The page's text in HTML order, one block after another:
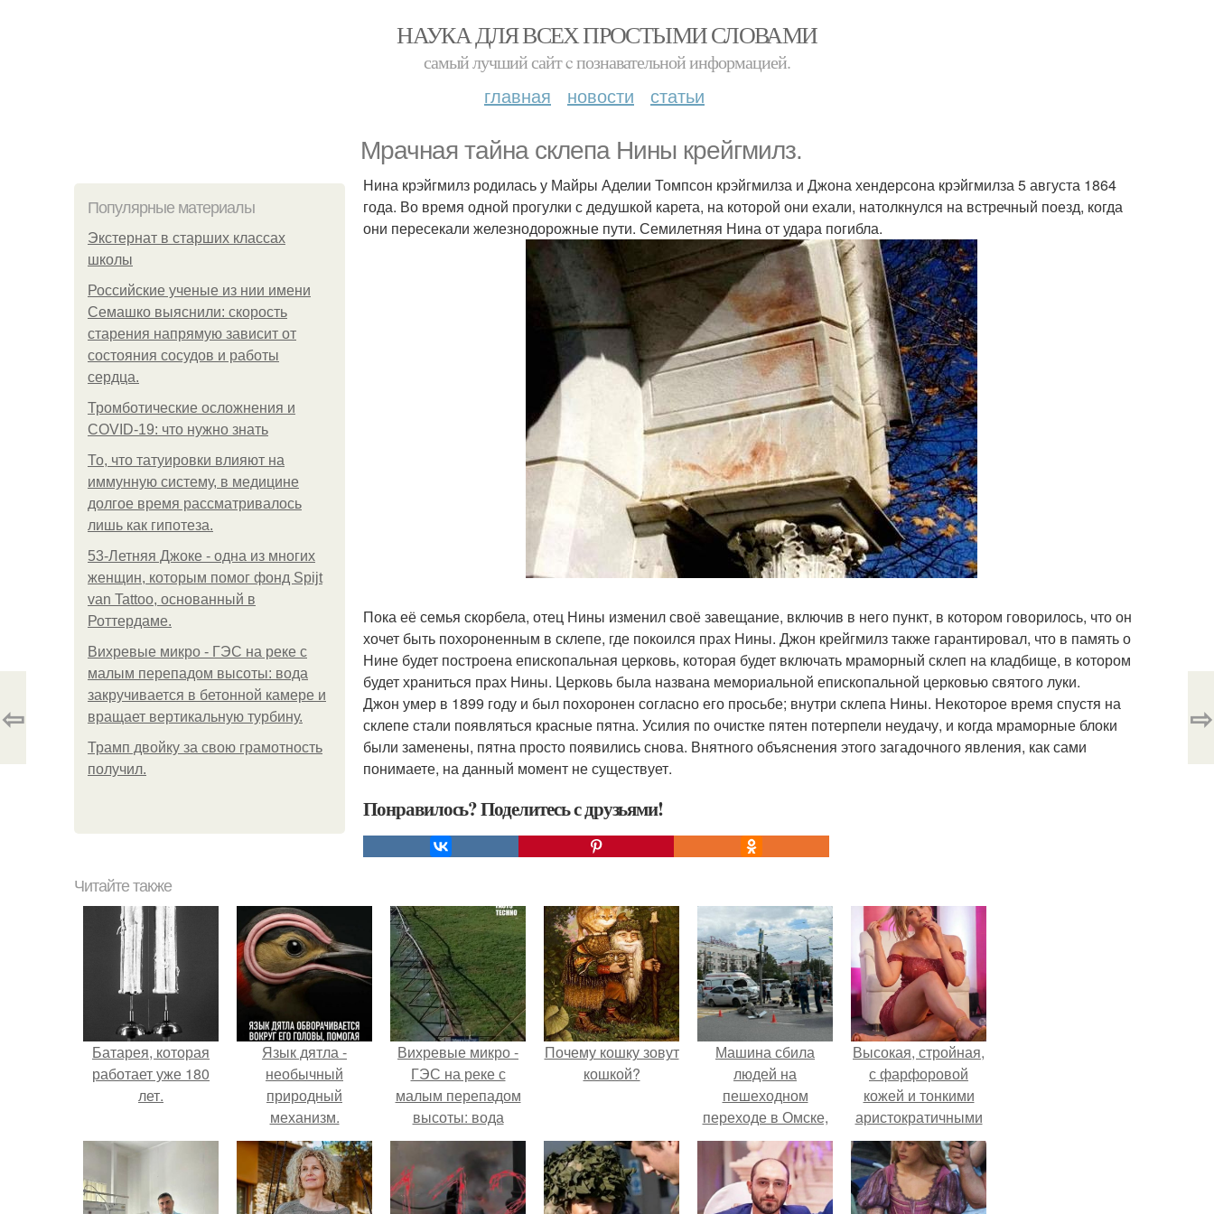
НАУКА ДЛЯ ВСЕХ ПРОСТЫМИ СЛОВАМИ
самый лучший сайт c познавательной информацией.
главная новости статьи
Мрачная тайна склепа Нины крейгмилз.
Популярные материалы
Экстернат в старших классах
школы
Российские ученые из нии имени
Семашко выяснили: скорость
старения напрямую зависит от
состояния сосудов и работы
сердца.
Тромботические осложнения и
COVID-19: что нужно знать
То, что татуировки влияют на
иммунную систему, в медицине
долгое время рассматривалось
лишь как гипотеза.
53-Летняя Джоке - одна из многих
женщин, которым помог фонд Spijt
van Tattoo, основанный в
Роттердаме.
Вихревые микро - ГЭС на реке с
малым перепадом высоты: вода
закручивается в бетонной камере и
вращает вертикальную турбину.
Трамп двойку за свою грамотность
получил.
Нина крэйгмилз родилась у Майры Аделии Томпсон крэйгмилза и Джона хендерсона крэйгмилза 5 августа 1864
года. Во время одной прогулки с дедушкой карета, на которой они ехали, натолкнулся на встречный поезд, когда
они пересекали железнодорожные пути. Семилетняя Нина от удара погибла.
Пока её семья скорбела, отец Нины изменил своё завещание, включив в него пункт, в котором говорилось, что он
хочет быть похороненным в склепе, где покоился прах Нины. Джон крейгмилз также гарантировал, что в память о
Нине будет построена епископальная церковь, которая будет включать мраморный склеп на кладбище, в котором
будет храниться прах Нины. Церковь была названа мемориальной епископальной церковью святого луки.
Джон умер в 1899 году и был похоронен согласно его просьбе; внутри склепа Нины. Некоторое время спустя на
склепе стали появляться красные пятна. Усилия по очистке пятен потерпели неудачу, и когда мраморные блоки
были заменены, пятна просто появились снова. Внятного объяснения этого загадочного явления, как сами
понимаете, на данный момент не существует.
Понравилось? Поделитесь с друзьями!
⇦ ⇨
Читайте также
Батарея, которая
работает уже 180
лет.
Язык дятла -
необычный
природный
механизм.
Вихревые микро -
ГЭС на реке с
малым перепадом
высоты: вода
закручивается в
бетонной камере и
вращает
вертикальную
Почему кошку зовут
кошкой?
Машина сбила
людей на
пешеходном
переходе в Омске,
пострадали 8
человек.
Высокая, стройная,
с фарфоровой
кожей и тонкими
аристократичными
чертами, эль
выглядит так, будто
сошла с полотна
художника.